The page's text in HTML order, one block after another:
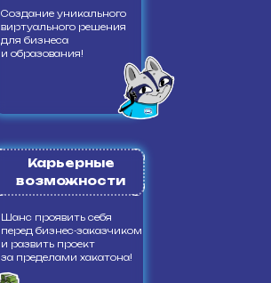
Карьерные
возможности
Шанс проявить себя
перед бизнес-заказчиком
и развить проект
за пределами хакатона!
Создание уникального
виртуального решения
для бизнеса
и образования!